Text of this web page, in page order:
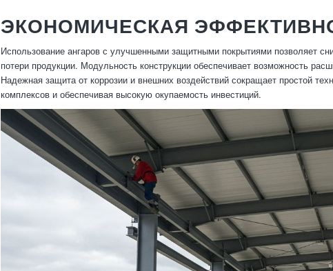
ЭКОНОМИЧЕСКАЯ
Использование ангаров с улучшенными защитными покрытиями позволяет
потери продукции. Модульность конструкции обеспечивает возможность
Надежная защита от коррозии и внешних воздействий сокращает простой
комплексов и обеспечивая высокую окупаемость инвестиций.